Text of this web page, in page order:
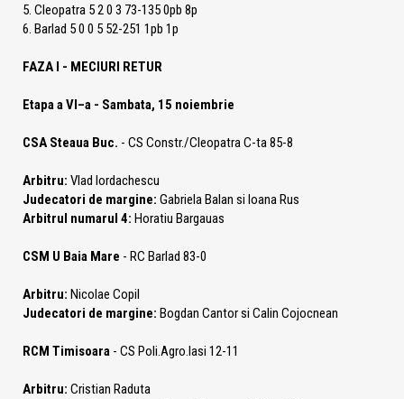
5. Cleopatra 5 2 0 3 73-135 0pb 8p
6. Barlad 5 0 0 5 52-251 1pb 1p
FAZA I - MECIURI RETUR
Etapa a VI–a - Sambata, 15 noiembrie
CSA Steaua Buc. - CS Constr./Cleopatra C-ta 85-8
Arbitru: Vlad Iordachescu
Judecatori de margine: Gabriela Balan si Ioana Rus
Arbitrul numarul 4: Horatiu Bargauas
CSM U Baia Mare - RC Barlad 83-0
Arbitru: Nicolae Copil
Judecatori de margine: Bogdan Cantor si Calin Cojocnean
RCM Timisoara - CS Poli.Agro.Iasi 12-11
Arbitru: Cristian Raduta